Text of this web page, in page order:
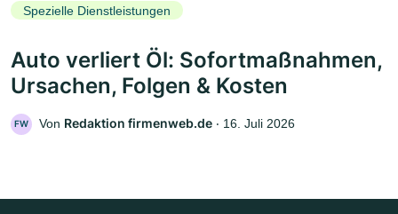
Spezielle Dienstleistungen
Auto verliert Öl: Sofortmaßnahmen,
Ursachen, Folgen & Kosten
FW Von Redaktion firmenweb.de ‧ 16. Juli 2026